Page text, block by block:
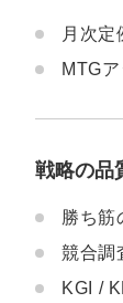
月次定
MTG
戦略の品
勝ち筋
競合調
KGI /